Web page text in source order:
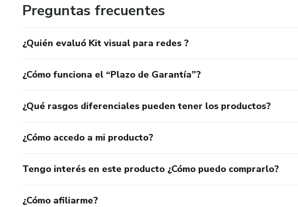
Vienes a tener un camino.
Preguntas frecuentes
¿Quién evaluó Kit visual para redes ?
¿Cómo funciona el “Plazo de Garantía”?
¿Qué rasgos diferenciales pueden tener los productos?
¿Cómo accedo a mi producto?
Tengo interés en este producto ¿Cómo puedo comprarlo?
¿Cómo afiliarme?